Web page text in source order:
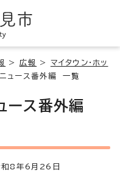
> 広報 > マイタウン・ホッ
ニュース番外編 一覧
ース番外編
8年6月26日